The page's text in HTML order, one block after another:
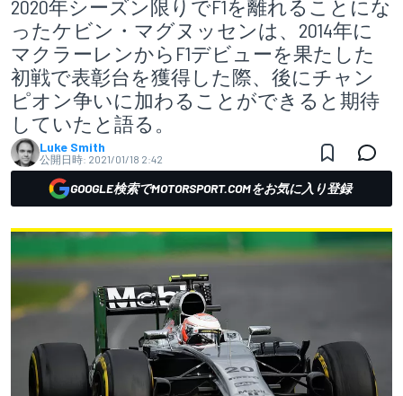
2020年シーズン限りでF1を離れることにな
ったケビン・マグヌッセンは、2014年に
マクラーレンからF1デビューを果たした
初戦で表彰台を獲得した際、後にチャン
ピオン争いに加わることができると期待
していたと語る。
Luke Smith
公開日時: 2021/01/18 2:42
GOOGLE検索でMOTORSPORT.COMをお気に入り登録